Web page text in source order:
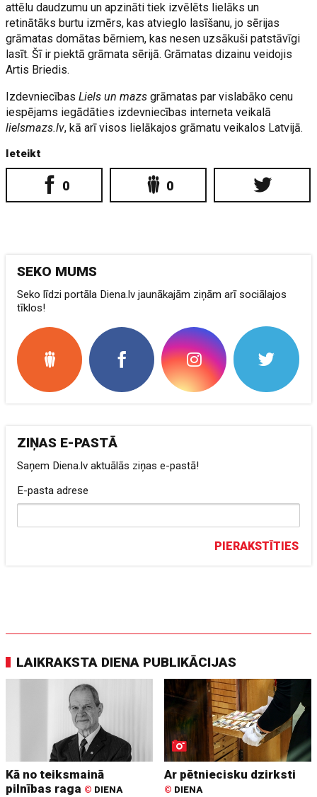
attēlu daudzumu un apzināti tiek izvēlēts lielāks un
retinātāks burtu izmērs, kas atvieglo lasīšanu, jo sērijas
grāmatas domātas bērniem, kas nesen uzsākuši patstāvīgi
lasīt. Šī ir piektā grāmata sērijā. Grāmatas dizainu veidojis
Artis Briedis.
IzdevniecībasLiels un mazs grāmatas par vislabāko cenu
iespējams iegādāties izdevniecības interneta veikalā
lielsmazs.lv, kā arī visos lielākajos grāmatu veikalos Latvijā.
Ieteikt
0 0
SEKO MUMS
Seko līdzi portāla Diena.lv jaunākajām ziņām arī sociālajos
tīklos!
ZIŅAS E-PASTĀ
Saņem Diena.lv aktuālās ziņas e-pastā!
E-pasta adrese
PIERAKSTĪTIES
LAIKRAKSTA DIENA PUBLIKĀCIJAS
Kā no teiksmainā
pilnības raga © DIENA
Ar pētniecisku dzirksti
© DIENA